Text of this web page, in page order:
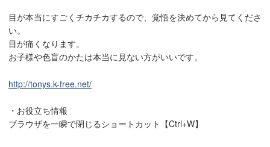
目が本当にすごくチカチカするので、覚悟を決めてから見てくださ
い。
目が痛くなります。
お子様や色盲のかたは本当に見ない方がいいです。
http://tonys.k-free.net/
・お役立ち情報
ブラウザを一瞬で閉じるショートカット【Ctrl+W】